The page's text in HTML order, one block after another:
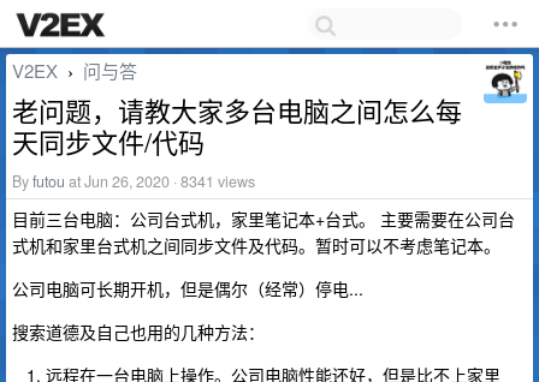
V2EX › 问与答
老问题，请教大家多台电脑之间怎么每
天同步文件/代码
Byfutou at Jun 26, 2020 · 8341 views
目前三台电脑：公司台式机，家里笔记本+台式。 主要需要在公司台
式机和家里台式机之间同步文件及代码。暂时可以不考虑笔记本。
公司电脑可长期开机，但是偶尔（经常）停电...
搜索道德及自己也用的几种方法：
远程在一台电脑上操作。公司电脑性能还好，但是比不上家里